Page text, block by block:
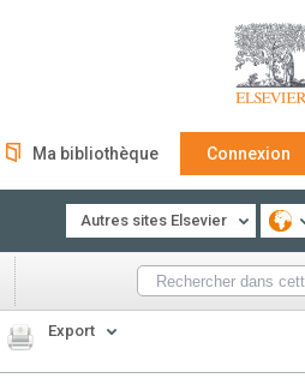
Ma bibliothèque Connexion
Autres sites Elsevier
Export